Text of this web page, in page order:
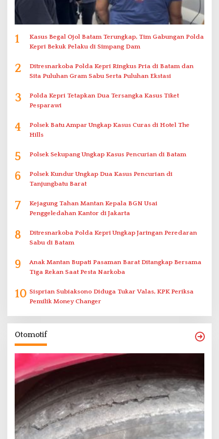
1
Kasus Begal Ojol Batam Terungkap, Tim Gabungan Polda
Kepri Bekuk Pelaku di Simpang Dam
2
Ditresnarkoba Polda Kepri Ringkus Pria di Batam dan
Sita Puluhan Gram Sabu Serta Puluhan Ekstasi
3
Polda Kepri Tetapkan Dua Tersangka Kasus Tiket
Pesparawi
4
Polsek Batu Ampar Ungkap Kasus Curas di Hotel The
Hills
5 Polsek Sekupang Ungkap Kasus Pencurian di Batam
6
Polsek Kundur Ungkap Dua Kasus Pencurian di
Tanjungbatu Barat
7
Kejagung Tahan Mantan Kepala BGN Usai
Penggeledahan Kantor di Jakarta
8
Ditresnarkoba Polda Kepri Ungkap Jaringan Peredaran
Sabu di Batam
9
Anak Mantan Bupati Pasaman Barat Ditangkap Bersama
Tiga Rekan Saat Pesta Narkoba
10 Sisprian Subiaksono Diduga Tukar Valas, KPK Periksa
Pemilik Money Changer
Otomotif